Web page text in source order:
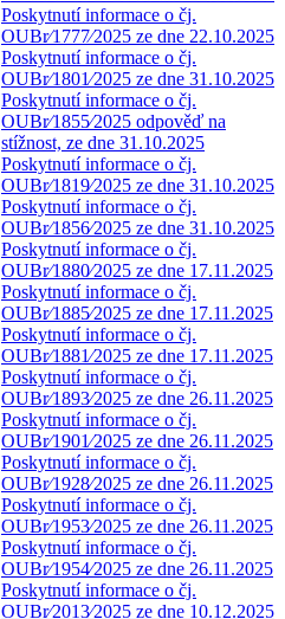
Poskytnutí informace o čj.
OUBr⁄1777⁄2025 ze dne 22.10.2025
Poskytnutí informace o čj.
OUBr⁄1801⁄2025 ze dne 31.10.2025
Poskytnutí informace o čj.
OUBr⁄1855⁄2025 odpověď na
stížnost, ze dne 31.10.2025
Poskytnutí informace o čj.
OUBr⁄1819⁄2025 ze dne 31.10.2025
Poskytnutí informace o čj.
OUBr⁄1856⁄2025 ze dne 31.10.2025
Poskytnutí informace o čj.
OUBr⁄1880⁄2025 ze dne 17.11.2025
Poskytnutí informace o čj.
OUBr⁄1885⁄2025 ze dne 17.11.2025
Poskytnutí informace o čj.
OUBr⁄1881⁄2025 ze dne 17.11.2025
Poskytnutí informace o čj.
OUBr⁄1893⁄2025 ze dne 26.11.2025
Poskytnutí informace o čj.
OUBr⁄1901⁄2025 ze dne 26.11.2025
Poskytnutí informace o čj.
OUBr⁄1928⁄2025 ze dne 26.11.2025
Poskytnutí informace o čj.
OUBr⁄1953⁄2025 ze dne 26.11.2025
Poskytnutí informace o čj.
OUBr⁄1954⁄2025 ze dne 26.11.2025
Poskytnutí informace o čj.
OUBr⁄2013⁄2025 ze dne 10.12.2025